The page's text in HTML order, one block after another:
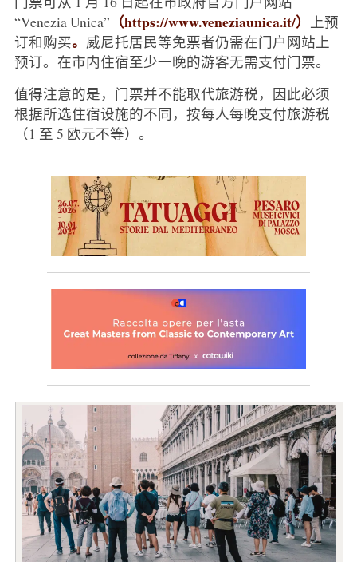
“Venezia Unica” （https://www.veneziaunica.it/）
上预
订和购买。 威尼托居民等免票者仍需在门户网站上
预订。在市内住宿至少一晚的游客无需支付门票。
值得注意的是，门票并不能取代旅游税，因此必须
根据所选住宿设施的不同，按每人每晚支付旅游税
（1 至 5 欧元不等）。